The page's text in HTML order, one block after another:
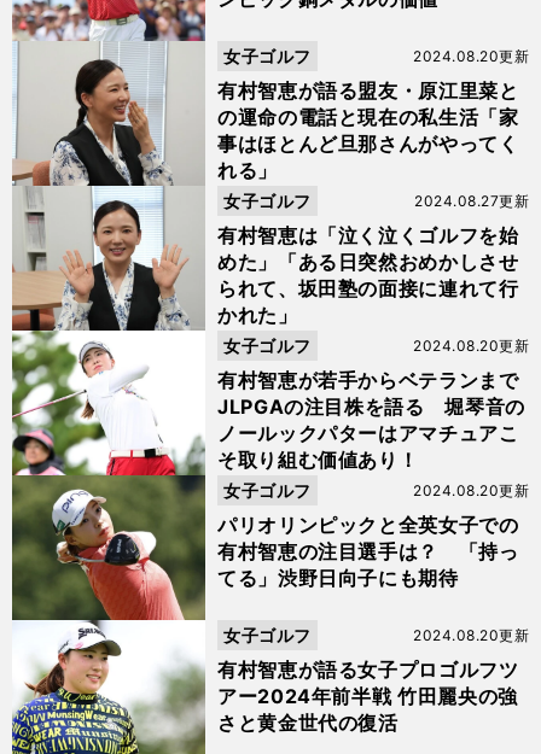
有村智恵が語る盟友・原江里菜と
の運命の電話と現在の私生活「家
事はほとんど旦那さんがやってく
れる」
2024.08.20更新
女子ゴルフ
有村智恵は「泣く泣くゴルフを始
めた」「ある日突然おめかしさせ
られて、坂田塾の面接に連れて行
かれた」
2024.08.27更新
女子ゴルフ
有村智恵が若手からベテランまで
JLPGAの注目株を語る 堀琴音の
ノールックパターはアマチュアこ
そ取り組む価値あり！
2024.08.20更新
女子ゴルフ
パリオリンピックと全英女子での
有村智恵の注目選手は？ 「持っ
てる」渋野日向子にも期待
2024.08.20更新
女子ゴルフ
有村智恵が語る女子プロゴルフツ
アー2024年前半戦 竹田麗央の強
さと黄金世代の復活
2024.08.20更新
女子ゴルフ